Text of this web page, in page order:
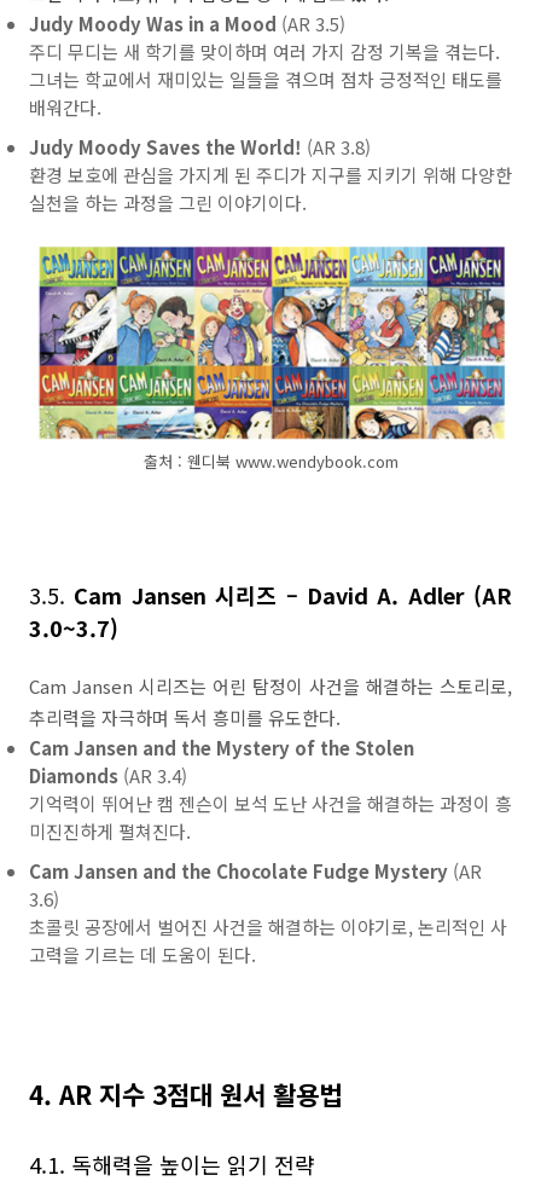
Judy Moody Was in a Mood (AR 3.5)
주디 무디는 새 학기를 맞이하며 여러 가지 감정 기복을 겪는다.
그녀는 학교에서 재미있는 일들을 겪으며 점차 긍정적인 태도를
배워간다.
Judy Moody Saves the World! (AR 3.8)
환경 보호에 관심을 가지게 된 주디가 지구를 지키기 위해 다양한
실천을 하는 과정을 그린 이야기이다.
출처 : 웬디북 www.wendybook.com
3.5. Cam Jansen 시리즈 – David A. Adler (AR
3.0~3.7)
Cam Jansen 시리즈는 어린 탐정이 사건을 해결하는 스토리로,
추리력을 자극하며 독서 흥미를 유도한다.
Cam Jansen and the Mystery of the Stolen
Diamonds (AR 3.4)
기억력이 뛰어난 캠 젠슨이 보석 도난 사건을 해결하는 과정이 흥
미진진하게 펼쳐진다.
Cam Jansen and the Chocolate Fudge Mystery (AR
3.6)
초콜릿 공장에서 벌어진 사건을 해결하는 이야기로, 논리적인 사
고력을 기르는 데 도움이 된다.
4. AR 지수 3점대 원서 활용법
4.1. 독해력을 높이는 읽기 전략